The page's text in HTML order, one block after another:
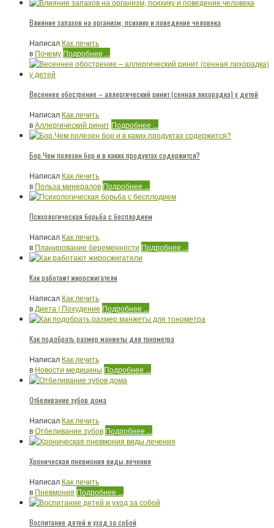
Влияние запахов на организм, психику и поведение человека
Написал Как лечить
в Почему Подробнее ...
Весеннее обострение – аллергический ринит (сенная лихорадка) у детей
Написал Как лечить
вАллергический ринит Подробнее ...
Бор.Чем полезен бор и в каких продуктах содержится?
Написал Как лечить
в Польза минералов Подробнее ...
Психологическая борьба с бесплодием
Написал Как лечить
в Планирование беременности Подробнее ...
Как работают жиросжигатели
Написал Как лечить
в Диета | Похудение Подробнее ...
Как подобрать размер манжеты для тонометра
Написал Как лечить
в Новости медицины Подробнее ...
Отбеливание зубов дома
Написал Как лечить
вОтбеливание зубов Подробнее ...
Хроническая пневмония виды лечения
Написал Как лечить
в Пневмония Подробнее ...
Воспитание детей и уход за собой